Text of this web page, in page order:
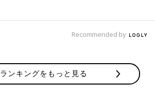
Recommended by
ランキングをもっと見る